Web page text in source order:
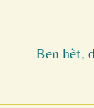
Ben hèt,